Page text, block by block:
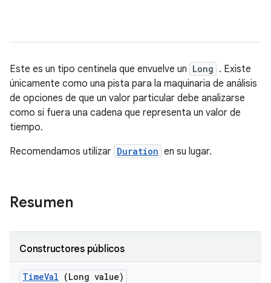
Este es un tipo centinela que envuelve un Long . Existe
únicamente como una pista para la maquinaria de análisis
de opciones de que un valor particular debe analizarse
como si fuera una cadena que representa un valor de
tiempo.
Recomendamos utilizar Duration en su lugar.
Resumen
Constructores públicos
TimeVal (Long value)